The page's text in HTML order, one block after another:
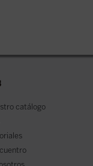
catálogo